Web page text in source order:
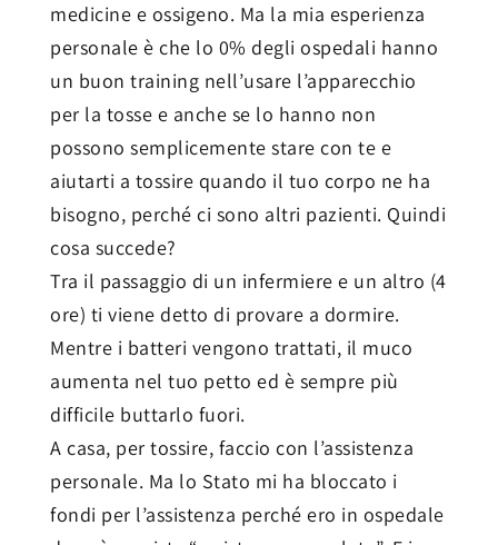
medicine e ossigeno. Ma la mia esperienza
personale è che lo 0% degli ospedali hanno
un buon training nell’usare l’apparecchio
per la tosse e anche se lo hanno non
possono semplicemente stare con te e
aiutarti a tossire quando il tuo corpo ne ha
bisogno, perché ci sono altri pazienti. Quindi
cosa succede?
Tra il passaggio di un infermiere e un altro (4
ore) ti viene detto di provare a dormire.
Mentre i batteri vengono trattati, il muco
aumenta nel tuo petto ed è sempre più
difficile buttarlo fuori.
A casa, per tossire, faccio con l’assistenza
personale. Ma lo Stato mi ha bloccato i
fondi per l’assistenza perché ero in ospedale